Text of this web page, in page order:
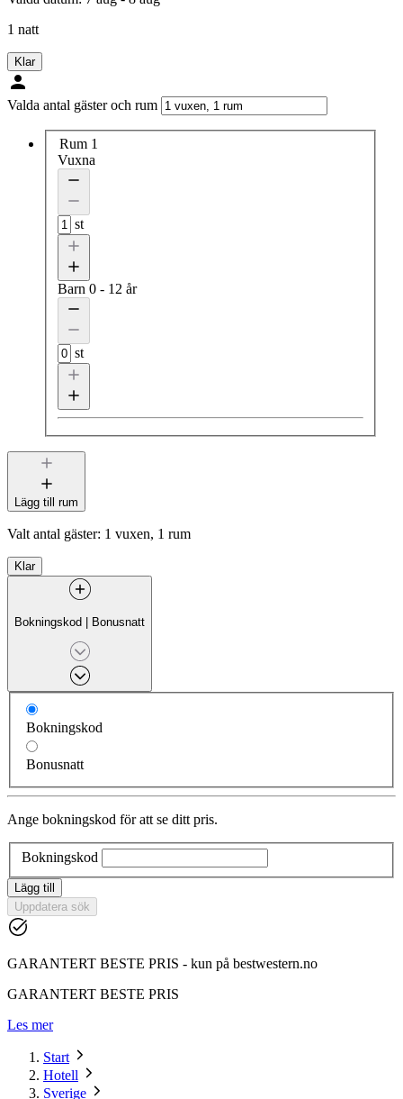
1 natt
Klar
Valda antal gäster och rum
Rum 1
Vuxna
st
Barn 0 - 12 år
st
Lägg till rum
Valt antal gäster: 1 vuxen, 1 rum
Klar
Bokningskod | Bonusnatt
Bokningskod
Bonusnatt
Ange bokningskod för att se ditt pris.
Bokningskod
Lägg till
Uppdatera sök
GARANTERT BESTE PRIS - kun på bestwestern.no
GARANTERT BESTE PRIS
Les mer
Start
Hotell
Sverige